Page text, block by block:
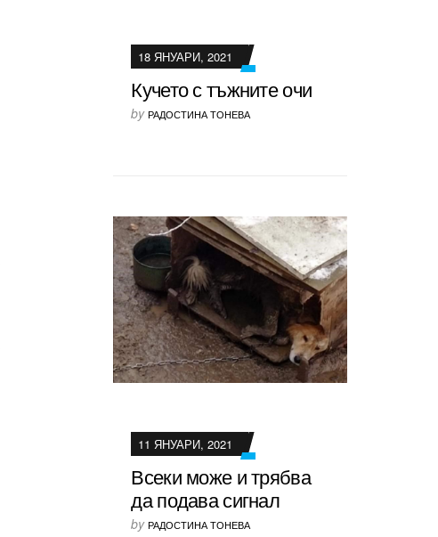
18 ЯНУАРИ, 2021
Кучето с тъжните очи
by РАДОСТИНА ТОНЕВА
11 ЯНУАРИ, 2021
Всеки може и трябва
да подава сигнал
by РАДОСТИНА ТОНЕВА